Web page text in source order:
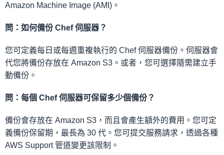
Amazon Machine Image (AMI)。
問：如何備份 Chef 伺服器？
您可定義每日或每週重複執行的 Chef 伺服器備份。伺服器會
代您將備份存放在 Amazon S3。或者，您可選擇隨需建立手
動備份。
問：每個 Chef 伺服器可保留多少個備份？
備份會存放在 Amazon S3，而且會產生額外的費用。您可定
義備份保留期，最長為 30 代。您可提交服務請求，透過各種
AWS Support 管道變更該限制。